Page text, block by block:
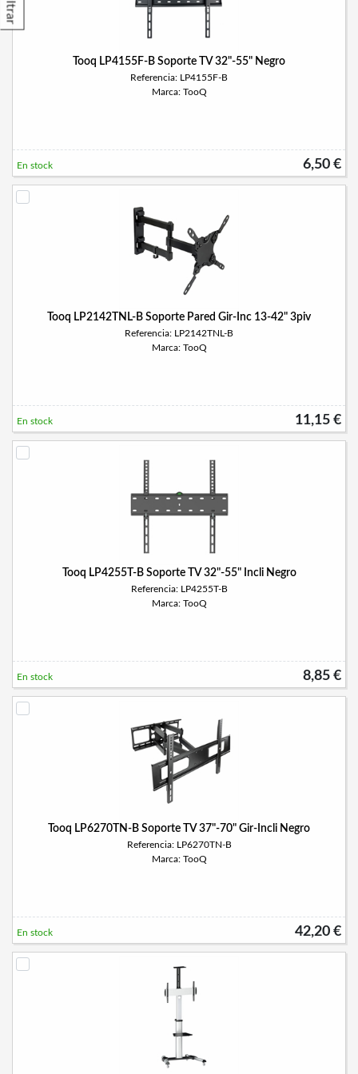
Tooq LP4155F-B Soporte TV 32"-55" Negro
Referencia: LP4155F-B
Marca: TooQ
6,50 €
En stock
Tooq LP2142TNL-B Soporte Pared Gir-Inc 13-42" 3piv
Referencia: LP2142TNL-B
Marca: TooQ
11,15 €
En stock
Tooq LP4255T-B Soporte TV 32"-55" Incli Negro
Referencia: LP4255T-B
Marca: TooQ
8,85 €
En stock
Tooq LP6270TN-B Soporte TV 37"-70" Gir-Incli Negro
Referencia: LP6270TN-B
Marca: TooQ
42,20 €
En stock